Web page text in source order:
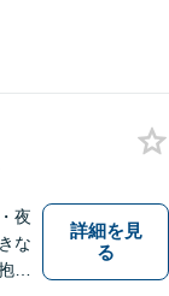
夜
な
え
詳細を見
る